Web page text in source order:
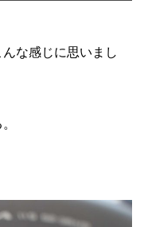
んな感じに思いまし